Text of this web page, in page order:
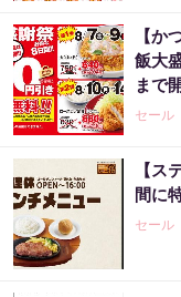
【か
飯大
まで
セール
【ス
間に
セール